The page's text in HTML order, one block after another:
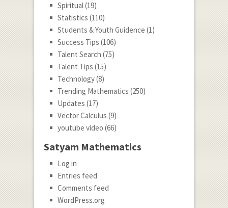
Spiritual(19)
Statistics (110)
Students & Youth Guidence (1)
Success Tips (106)
Talent Search (75)
Talent Tips (15)
Technology(8)
Trending Mathematics (250)
Updates (17)
Vector Calculus (9)
youtube video (66)
Satyam Mathematics
Log in
Entries feed
Comments feed
WordPress.org